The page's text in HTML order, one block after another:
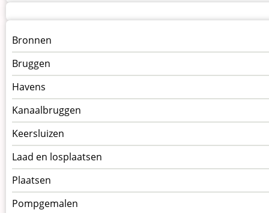
Menu
kunstwerken
op
kunstwerkpagina
Bronnen
Bruggen
Havens
Kanaalbruggen
Keersluizen
Laad en losplaatsen
Plaatsen
Pompgemalen